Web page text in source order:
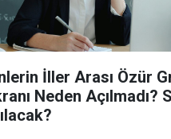
İller Arası Özür
Neden Açılmadı?